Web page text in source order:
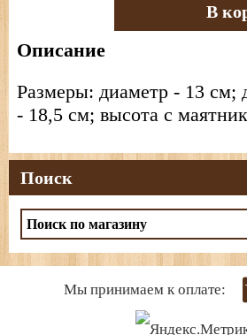
В
Описание
Размеры: диаметр - 13 см;
- 18,5 см; высота с
Поиск
Мы принимаем к оплате: